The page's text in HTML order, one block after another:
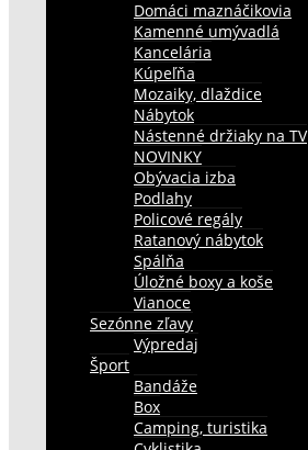
Domáci maznáčikovia
Kamenné umývadlá
Kancelária
Kúpeľňa
Mozaiky, dlaždice
Nábytok
Nástenné držiaky na TV
NOVINKY
Obývacia izba
Podlahy
Policové regály
Ratanový nábytok
Spálňa
Úložné boxy a koše
Vianoce
Sezónne zľavy
Výpredaj
Šport
Bandáže
Box
Camping, turistika